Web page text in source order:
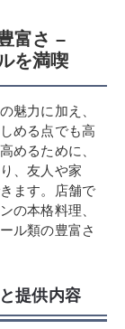
富さ –
を満喫
魅力に加え、
める点でも高
めるために、
、友人や家
ます。店舗で
の本格料理、
ル類の豊富さ
提供内容